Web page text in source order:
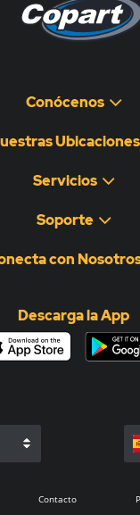
Conócenos
Ubicaciones
Servicios
Soporte
con
Descarga la App
Contacto